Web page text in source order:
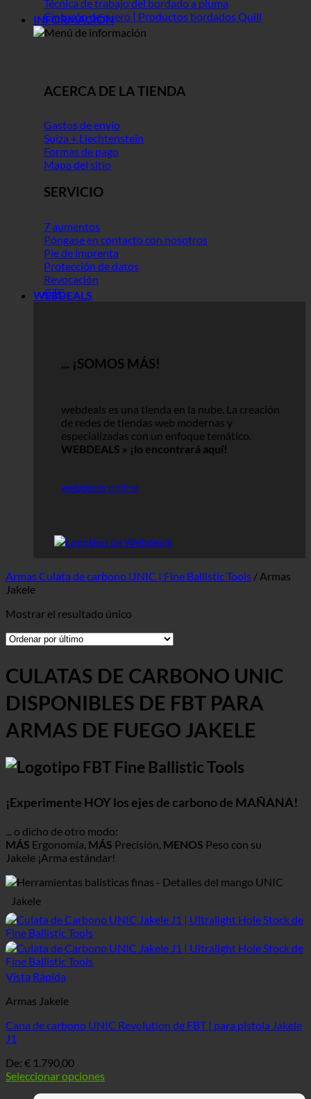
Técnica de trabajo del bordado a pluma
Cinturón de cuero | Productos bordados Quill
INFORMACIÓN
ACERCA DE LA TIENDA
Gastos de envío
Suiza + Liechtenstein
Formas de pago
Mapa del sitio
SERVICIO
7 aumentos
Póngase en contacto con nosotros
Pie de imprenta
Protección de datos
Revocación
GTC
WEBDEALS
... ¡SOMOS MÁS!
webdeals es una tienda en la nube. La creación
de redes de tiendas web modernas y
especializadas con un enfoque temático.
WEBDEALS » ¡lo encontrará aquí!
webdeals online
Armas Culata de carbono UNIC | Fine Ballistic Tools / Armas
Jakele
Mostrar el resultado único
CULATAS DE CARBONO UNIC
DISPONIBLES DE FBT PARA
ARMAS DE FUEGO JAKELE
¡Experimente HOY los ejes de carbono de MAÑANA!
... o dicho de otro modo:
MÁS Ergonomía, MÁS Precisión, MENOS Peso con su
Jakele ¡Arma estándar!
Jakele
Vista Rápida
Armas Jakele
Cana de carbono UNIC Revolution de FBT | para pistola Jakele
J1
De: € 1.790,00
Seleccionar opciones